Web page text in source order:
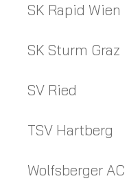
SK Rapid Wien
SK Sturm Graz
SV Ried
TSV Hartberg
Wolfsberger AC